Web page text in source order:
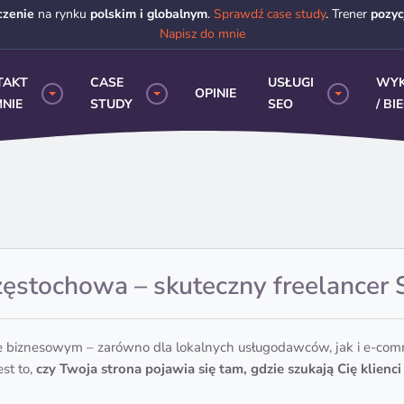
na rynku polskim i globalnym. Sprawdź case study. Trener
Napisz do mnie
CASE
STUDY
OPINIE
USŁUGI
SEO
/
– skuteczny freelancer
– zarówno dla lokalnych usługodawców, jak i e-
to, czy Twoja strona pojawia się tam, gdzie szukają Cię